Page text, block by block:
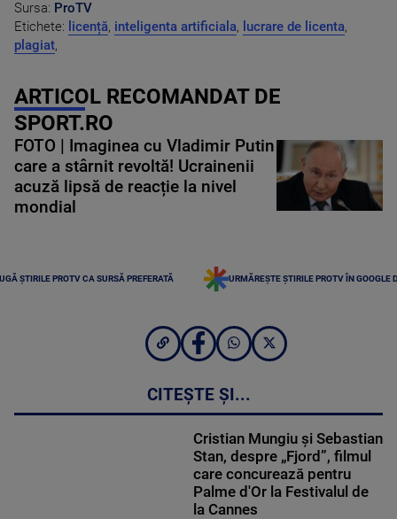
Sursa: ProTV
Etichete: licență, inteligenta artificiala, lucrare de licenta,
plagiat,
ARTICOL RECOMANDAT DE
SPORT.RO
FOTO | Imaginea cu Vladimir Putin
care a stârnit revoltă! Ucrainenii
acuză lipsă de reacție la nivel
mondial
ȘTIRILE PROTV CA SURSĂ PREFERATĂ URMĂREȘTE ȘTIRILE PROTV ÎN GOOGLE
CITEȘTE ȘI...
Cristian Mungiu și Sebastian
Stan, despre „Fjord”, filmul
care concurează pentru
Palme d'Or la Festivalul de
la Cannes